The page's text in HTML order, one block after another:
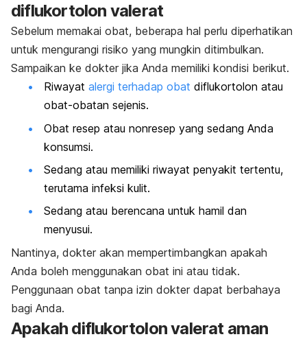
diflukortolon valerat
Sebelum memakai obat, beberapa hal perlu diperhatikan
untuk mengurangi risiko yang mungkin ditimbulkan.
Sampaikan ke dokter jika Anda memiliki kondisi berikut.
Riwayat alergi terhadap obat diflukortolon atau
obat-obatan sejenis.
Obat resep atau nonresep yang sedang Anda
konsumsi.
Sedang atau memiliki riwayat penyakit tertentu,
terutama infeksi kulit.
Sedang atau berencana untuk hamil dan
menyusui.
Nantinya, dokter akan mempertimbangkan apakah
Anda boleh menggunakan obat ini atau tidak.
Penggunaan obat tanpa izin dokter dapat berbahaya
bagi Anda.
Apakah diflukortolon valerat aman